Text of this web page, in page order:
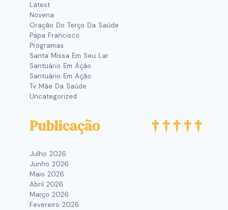
Latest
Novena
Oração Do Terço Da Saúde
Papa Francisco
Programas
Santa Missa Em Seu Lar
Santuário Em Ação
Santuário Em Ação
Tv Mãe Da Saúde
Uncategorized
Publicação
Julho 2026
Junho 2026
Maio 2026
Abril 2026
Março 2026
Fevereiro 2026